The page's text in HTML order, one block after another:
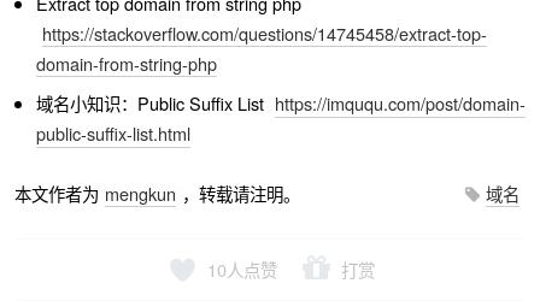
https://stackoverflow.com/questions/14745458/extract-top-
domain-from-string-php
域名小知识：Public Suffix List https://imququ.com/post/domain-
public-suffix-list.html
本文作者为 mengkun ，转载请注明。 域名
10人点赞 打赏